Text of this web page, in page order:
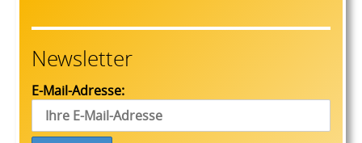
Newsletter
E-Mail-Adresse: